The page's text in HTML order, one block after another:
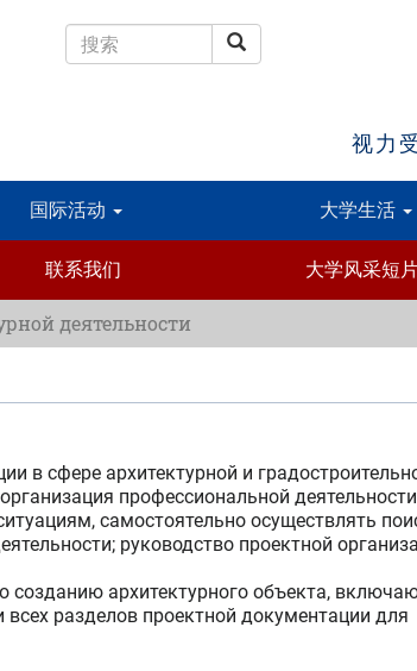
搜索
视力
国际活动 大学生活
联系我们 大学风采短
деятельности
в сфере архитектурной и
профессиональной
самостоятельно осуществлять
руководство проектной
созданию архитектурного объекта,
всех разделов проектной документации для